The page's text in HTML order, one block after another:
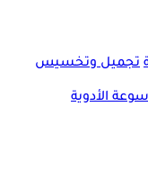
تجميل وتخسيس
الأدوية